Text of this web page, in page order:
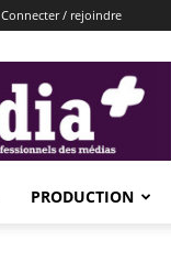
Connecter / rejoindre
PRODUCTION